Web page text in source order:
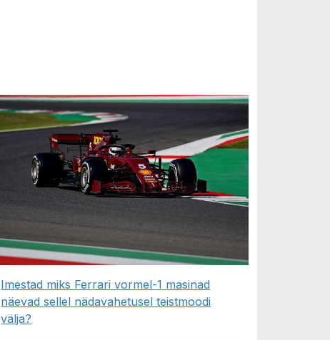
Imestad miks Ferrari vormel-1 masinad
näevad sellel nädavahetusel teistmoodi
välja?